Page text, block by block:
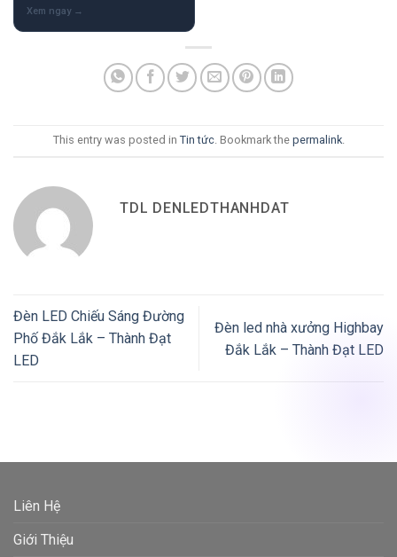
This entry was posted in Tin tức. Bookmark the permalink.
TDL DENLEDTHANHDAT
Đèn LED Chiếu Sáng Đường
Phố Đắk Lắk – Thành Đạt
LED
Đèn led nhà xưởng Highbay
Đắk Lắk – Thành Đạt LED
Liên Hệ
Giới Thiệu